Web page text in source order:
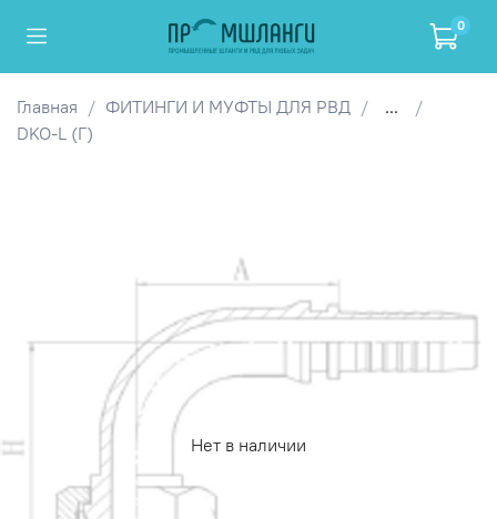
0
Главная ФИТИНГИ И МУФТЫ ДЛЯ РВД
...
DKO-L (Г)
Нет в наличии